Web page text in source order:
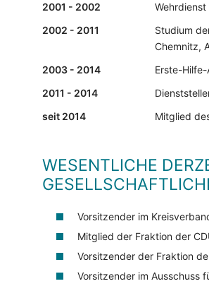
2001 - 2002
2002 - 2011
Studium
Chemnitz,
2003 - 2014
Erste-
2011 - 2014
seit 2014
Mitglied
WESENTLICHE
Vorsitzender im
Mitglied der Fraktion der
Vorsitzender der Fraktion
Vorsitzender im Ausschuss